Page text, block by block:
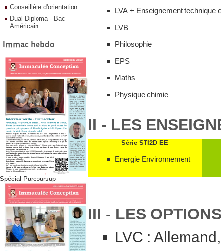
Conseillère d'orientation
Dual Diploma - Bac
Américain
Immac hebdo
Spécial Parcoursup
LVA + Enseignement technique
LVB
Philosophie
EPS
Maths
Physique chimie
II - LES
Série STI2D EE
Energie Environnement
III - LES
LVC : Allemand,